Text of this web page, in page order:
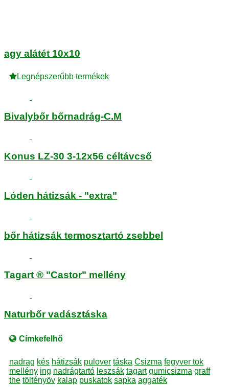
agy alátét 10x10
Legnépszerűbb termékek
Bivalybőr bőrnadrág-C.M
Konus LZ-30 3-12x56 céltávcső
Lóden hátizsák - "extra"
bőr hátizsák termosztartó zsebbel
Tagart ® "Castor" mellény
Naturbőr vadásztáska
Címkefelhő
nadrag kés hátizsák pulover táska Csizma fegyver tok
mellény ing nadrágtartó leszsák tagart gumicsizma graff
the töltényöv kalap puskatok sapka aggaték